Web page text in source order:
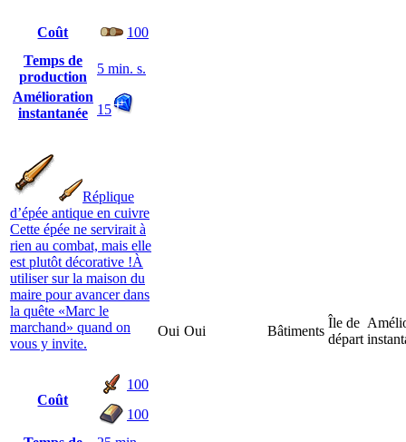
Coût
100
Temps de
production
5 min. s.
Amélioration
instantanée
15
Réplique
d’épée antique en cuivre
Cette épée ne servirait à
rien au combat, mais elle
est plutôt décorative !À
utiliser sur la maison du
maire pour avancer dans
la quête «Marc le
marchand» quand on
vous y invite.
Coût
100
100
Oui Oui Bâtiments
Île de
départ